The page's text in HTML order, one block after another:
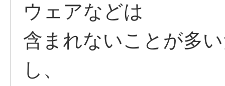
ウェアなどは
含まれないことが多
し、